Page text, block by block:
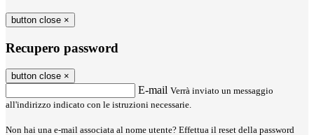
button close ×
Recupero password
button close ×
E-mail Verrà inviato un messaggio
all'indirizzo indicato con le istruzioni necessarie.
Non hai una e-mail associata al nome utente? Effettua il reset della password